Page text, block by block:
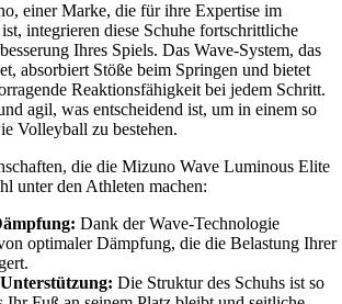
einer Marke, die für ihre Expertise im
integrieren diese Schuhe fortschrittliche
Ihres Spiels. Das Wave-System, das
absorbiert Stöße beim Springen und bietet
Reaktionsfähigkeit bei jedem Schritt.
agil, was entscheidend ist, um in einem so
Volleyball zu bestehen.
die die Mizuno Wave Luminous Elite
unter den Athleten machen:
Dank der Wave-Technologie
optimaler Dämpfung, die die Belastung Ihrer
Die Struktur des Schuhs ist so